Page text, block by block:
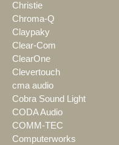
Christie
Chroma-Q
Claypaky
Clear-Com
ClearOne
Clevertouch
cma audio
Cobra Sound Light
CODA Audio
COMM-TEC
Computerworks